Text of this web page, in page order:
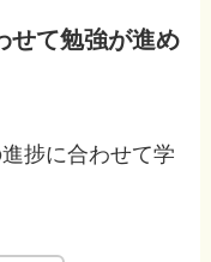
せて勉強が進め
捗に合わせて学